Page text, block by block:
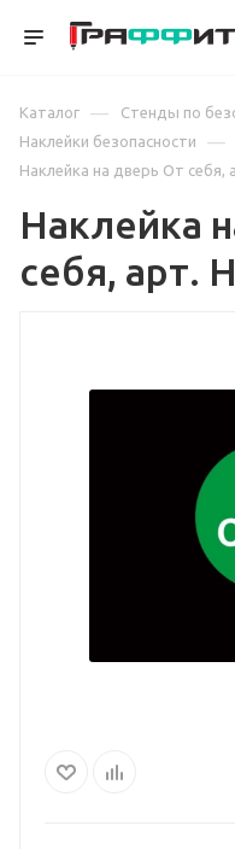
Каталог — Стенды по
Наклейки безопасности —
Наклейка на дверь От себя,
Наклейка
себя, арт.